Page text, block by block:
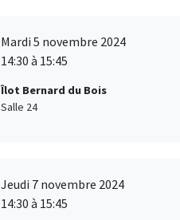
Mardi 5 novembre 2024
14:30 à 15:45
Îlot Bernard du Bois
Salle 24
Jeudi 7 novembre 2024
14:30 à 15:45